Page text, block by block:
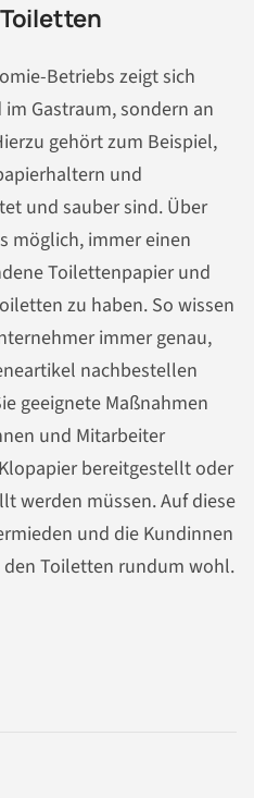
Betriebs zeigt sich
Gastraum, sondern an
gehört zum Beispiel,
und
und sauber sind. Über
möglich, immer einen
Toilettenpapier und
zu haben. So wissen
immer genau,
nachbestellen
geeignete Maßnahmen
und Mitarbeiter
bereitgestellt oder
werden müssen. Auf diese
und die Kundinnen
Toiletten rundum wohl.